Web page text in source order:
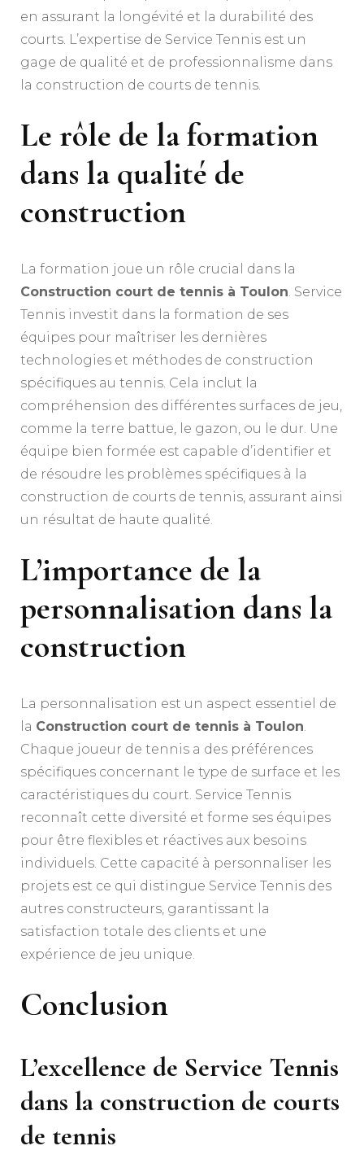
en assurant la longévité et la durabilité des
courts. L’expertise de Service Tennis est un
gage de qualité et de professionnalisme dans
la construction de courts de tennis.
Le rôle de la formation
dans la qualité de
construction
La formation joue un rôle crucial dans la
Construction court de tennis à Toulon. Service
Tennis investit dans la formation de ses
équipes pour maîtriser les dernières
technologies et méthodes de construction
spécifiques au tennis. Cela inclut la
compréhension des différentes surfaces de jeu,
comme la terre battue, le gazon, ou le dur. Une
équipe bien formée est capable d’identifier et
de résoudre les problèmes spécifiques à la
construction de courts de tennis, assurant ainsi
un résultat de haute qualité.
L’importance de la
personnalisation dans la
construction
La personnalisation est un aspect essentiel de
la Construction court de tennis à Toulon.
Chaque joueur de tennis a des préférences
spécifiques concernant le type de surface et les
caractéristiques du court. Service Tennis
reconnaît cette diversité et forme ses équipes
pour être flexibles et réactives aux besoins
individuels. Cette capacité à personnaliser les
projets est ce qui distingue Service Tennis des
autres constructeurs, garantissant la
satisfaction totale des clients et une
expérience de jeu unique.
Conclusion
L’excellence de Service Tennis
dans la construction de courts
de tennis